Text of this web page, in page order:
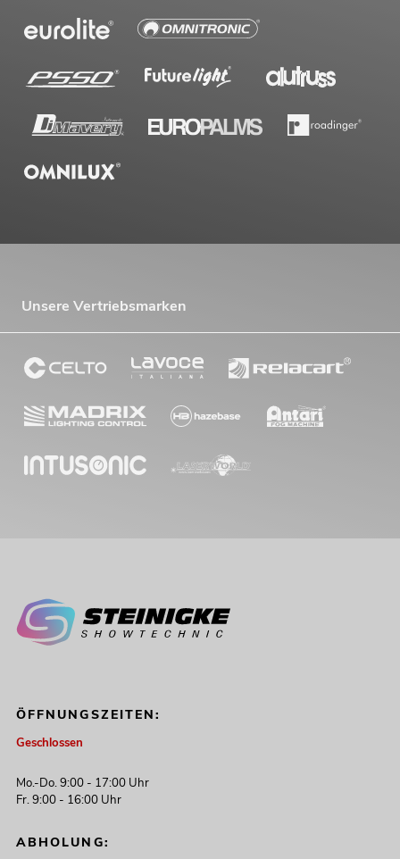
Unsere Vertriebsmarken
ÖFFNUNGSZEITEN:
Geschlossen
Mo.-Do. 9:00 - 17:00 Uhr
Fr. 9:00 - 16:00 Uhr
ABHOLUNG: